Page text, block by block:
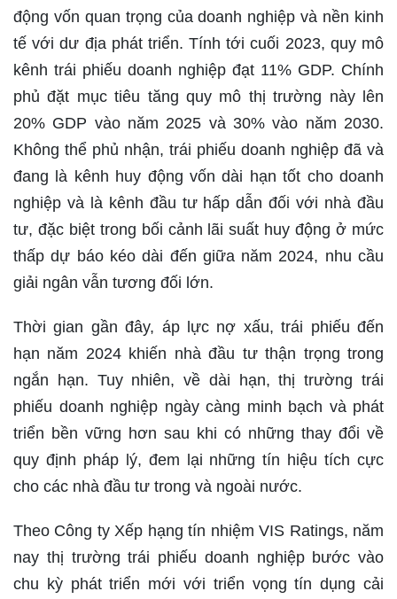
động vốn quan trọng của doanh nghiệp và nền kinh
tế với dư địa phát triển. Tính tới cuối 2023, quy mô
kênh trái phiếu doanh nghiệp đạt 11% GDP. Chính
phủ đặt mục tiêu tăng quy mô thị trường này lên
20% GDP vào năm 2025 và 30% vào năm 2030.
Không thể phủ nhận, trái phiếu doanh nghiệp đã và
đang là kênh huy động vốn dài hạn tốt cho doanh
nghiệp và là kênh đầu tư hấp dẫn đối với nhà đầu
tư, đặc biệt trong bối cảnh lãi suất huy động ở mức
thấp dự báo kéo dài đến giữa năm 2024, nhu cầu
giải ngân vẫn tương đối lớn.
Thời gian gần đây, áp lực nợ xấu, trái phiếu đến
hạn năm 2024 khiến nhà đầu tư thận trọng trong
ngắn hạn. Tuy nhiên, về dài hạn, thị trường trái
phiếu doanh nghiệp ngày càng minh bạch và phát
triển bền vững hơn sau khi có những thay đổi về
quy định pháp lý, đem lại những tín hiệu tích cực
cho các nhà đầu tư trong và ngoài nước.
Theo Công ty Xếp hạng tín nhiệm VIS Ratings, năm
nay thị trường trái phiếu doanh nghiệp bước vào
chu kỳ phát triển mới với triển vọng tín dụng cải